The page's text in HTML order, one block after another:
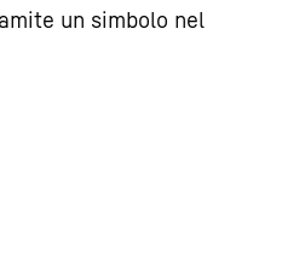
un simbolo nel